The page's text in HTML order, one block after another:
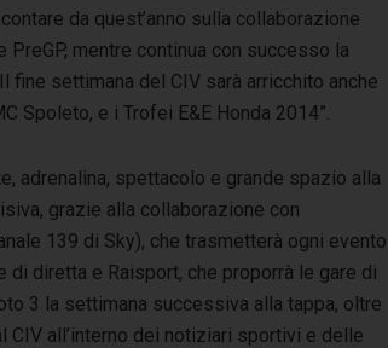
da quest’anno sulla collaborazione
mentre continua con successo la
settimana del CIV sarà arricchito anche
Spoleto, e i Trofei E&E Honda 2014”.
adrenalina, spettacolo e grande spazio alla
grazie alla collaborazione con
139 di Sky), che trasmetterà ogni evento
di diretta e Raisport, che proporrà le gare di
3 la settimana successiva alla tappa, oltre
CIV all’interno dei notiziari sportivi e delle